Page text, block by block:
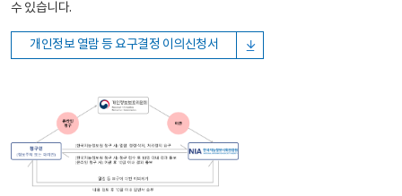
수 있습니다.
개인정보 열람 등 요구결정 이의신청서